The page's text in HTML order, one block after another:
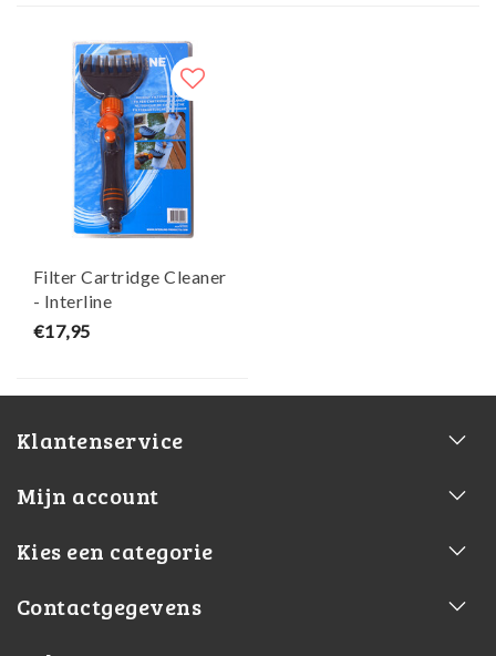
Filter Cartridge Cleaner
- Interline
€17,95
Klantenservice
Mijn account
Kies een categorie
Contactgegevens